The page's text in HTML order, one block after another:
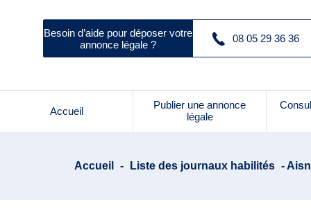
Besoin d’aide pour déposer votre
annonce légale ?
08 05 29 36 36
Accueil
Publier une annonce
légale
Accueil - Liste des journaux habilités -